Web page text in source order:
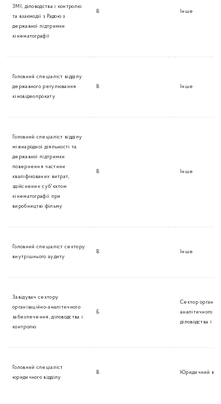
ЗМІ, діловодства і контролю
та взаємодії з Радою з
державної підтримки
кінематографії
В Інше
Головний спеціаліст відділу
державного регулювання
кіновідеопрокату
В Інше
Головний спеціаліст відділу
міжнародної діяльності та
державної підтримки
повернення частини
кваліфікованих витрат,
здійснених суб'єктом
кінематографії при
виробництві фільму
В Інше
Головний спеціаліст сектору
внутрішнього аудиту
В Інше
Завідувач сектору
організаційно-аналітичного
забезпечення, діловодства і
контролю
Б
Сектор
аналітичного
діловодства і
Головний спеціаліст
юридичного відділу
В Юридичний